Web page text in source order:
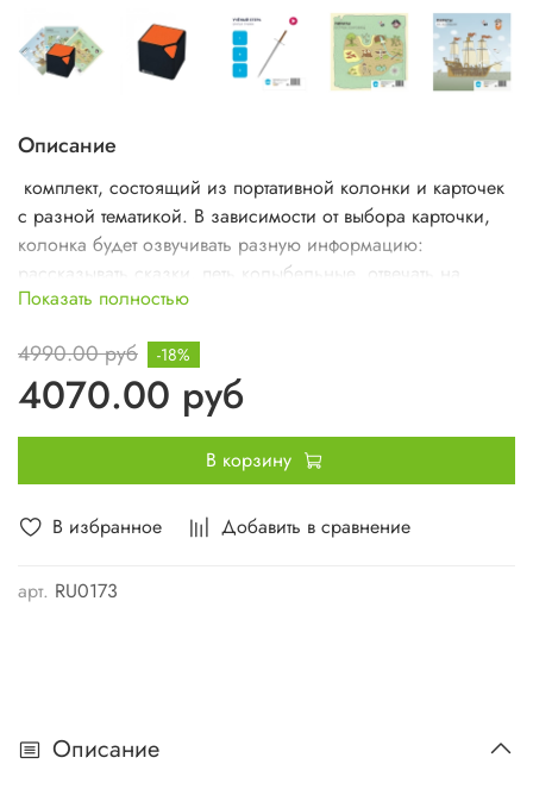
В избранное Добавить в сравнение
арт. RU0173
Описание
комплект, состоящий из портативной колонки и карточек
с разной тематикой. В зависимости от выбора карточки,
колонка будет озвучивать разную информацию:
рассказывать сказки, петь колыбельные, отвечать на
вопросы, называть значения слов.
Показать полностью
4990.00 руб
4070.00 руб
-18%
В корзину
Описание